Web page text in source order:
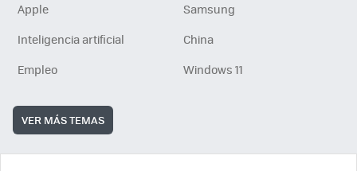
Apple
Samsung
Inteligencia artificial
China
Empleo
Windows 11
VER MÁS TEMAS